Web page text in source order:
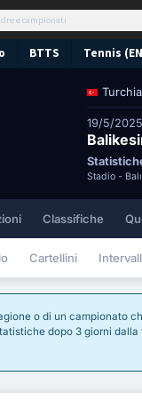
BTTS Tennis
Turchia
19/5/
Stadio -
Classifiche
Cartellini
o di un campionato
dopo 3 giorni